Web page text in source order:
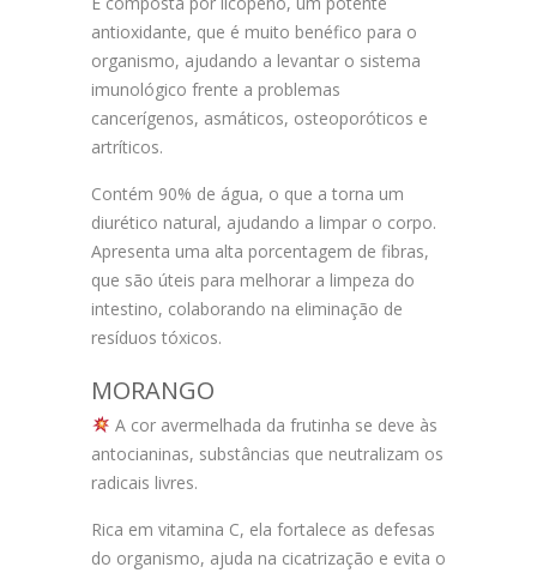
antioxidante, que é muito benéfico para o
organismo, ajudando a levantar o sistema
imunológico frente a problemas
cancerígenos, asmáticos, osteoporóticos e
artríticos.
Contém 90% de água, o que a torna um
diurético natural, ajudando a limpar o corpo.
Apresenta uma alta porcentagem de fibras,
que são úteis para melhorar a limpeza do
intestino, colaborando na eliminação de
resíduos tóxicos.
MORANGO
A cor avermelhada da frutinha se deve às
antocianinas, substâncias que neutralizam os
radicais livres.
Rica em vitamina C, ela fortalece as defesas
do organismo, ajuda na cicatrização e evita o